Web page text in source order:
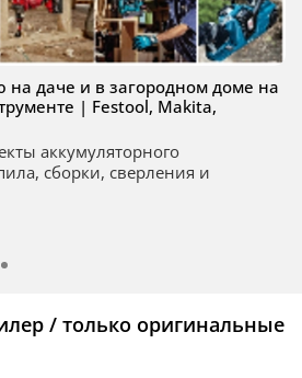
на даче и в загородном доме на
| Festool, Makita,
аккумуляторного
сборки, сверления и
/ только оригинальные